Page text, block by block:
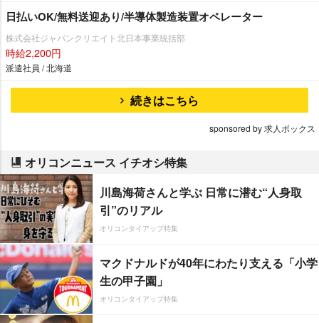
日払いOK/無料送迎あり/半導体製造装置オペレーター
株式会社ジャパンクリエイト北日本事業統括部
時給2,200円
派遣社員 / 北海道
続きはこちら
sponsored by 求人ボックス
オリコンニュース イチオシ特集
川島海荷さんと学ぶ 日常に潜む“人身取
引”のリアル
オリコンタイアップ特集
マクドナルドが40年にわたり支える「小学
生の甲子園」
オリコンタイアップ特集